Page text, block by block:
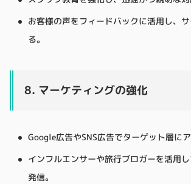
お客様の声をフィードバックに活用し、
る。
8. マーケティングの強化
Google広告やSNS広告でターゲット層にア
インフルエンサーや旅行ブロガーを活用
発信。